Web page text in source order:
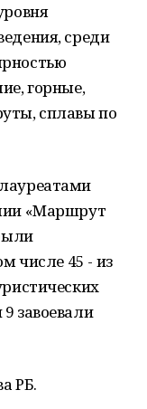
среди
горные,
сплавы по
«Маршрут
числе 45 - из
завоевали
РБ.